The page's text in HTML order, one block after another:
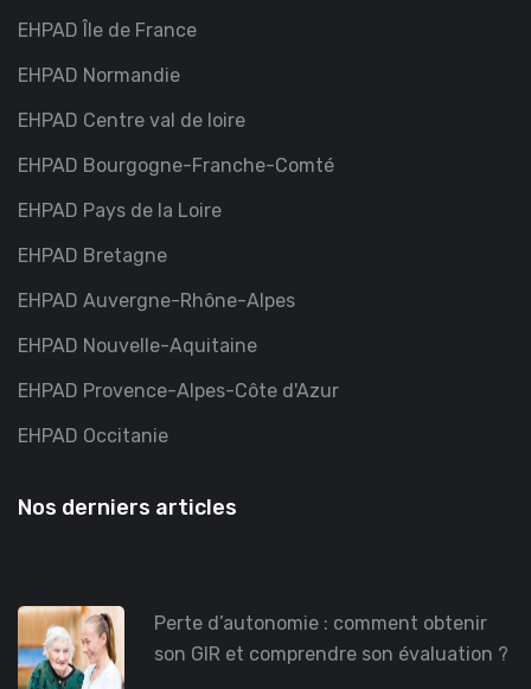
EHPAD Île de France
EHPAD Normandie
EHPAD Centre val de loire
EHPAD Bourgogne-Franche-Comté
EHPAD Pays de la Loire
EHPAD Bretagne
EHPAD Auvergne-Rhône-Alpes
EHPAD Nouvelle-Aquitaine
EHPAD Provence-Alpes-Côte d'Azur
EHPAD Occitanie
Nos derniers articles
Perte d’autonomie : comment obtenir
son GIR et comprendre son évaluation ?